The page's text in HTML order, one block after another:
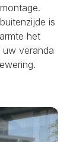
is
het
veranda